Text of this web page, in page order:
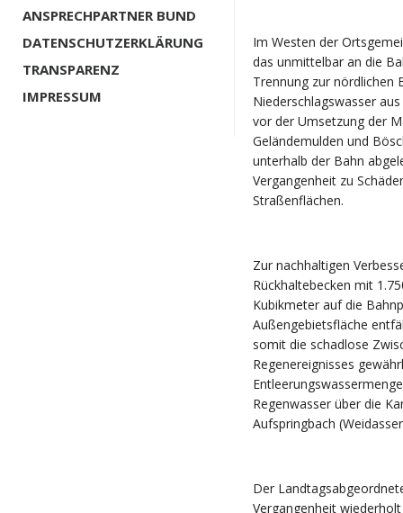
ANSPRECHPARTNER BUND
DATENSCHUTZERKLÄRUNG
TRANSPARENZ
IMPRESSUM
Im Westen der
das unmittelbar an die
Trennung zur nördlichen
Niederschlagswasser
vor der Umsetzung der
Geländemulden und
unterhalb der Bahn
Vergangenheit zu
Straßenflächen.
Zur nachhaltigen
Rückhaltebecken mit
Kubikmeter auf die
Außengebietsfläche
somit die schadlose
Regenereignisses
Regenwasser über die
Aufspringbach
Der
Vergangenheit